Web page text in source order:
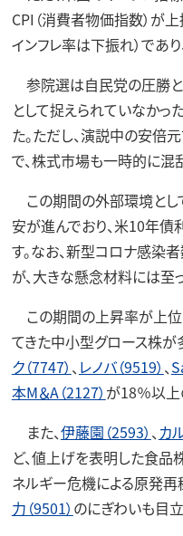
CPI（消費者物価指数）が
インフレ率は下振れ）であ
参院選は自民党の圧勝と
として捉えられていなか
た。ただし、演説中の安倍
で、株式市場も一時的に混
この期間の外部環境とし
安が進んでおり、米10年
す。なお、新型コロナ感染
が、大きな懸念材料には至
この期間の上昇率が上位
てきた中小型グロース株が
ク（7747） 、 レノバ（9519） 、
本M＆A（2127） が18％以上
また、伊藤園（2593） 、 カ
ど、値上げを表明した食品
ネルギー危機による原発再
力（9501） のにぎわいも目立